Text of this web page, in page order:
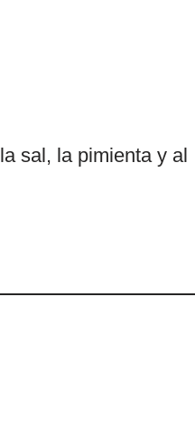
sal, la pimienta y al